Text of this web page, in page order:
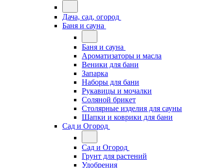
Дача, сад, огород
Баня и сауна
Баня и сауна
Ароматизаторы и масла
Веники для бани
Запарка
Наборы для бани
Рукавицы и мочалки
Соляной брикет
Столярные изделия для сауны
Шапки и коврики для бани
Сад и Огород
Сад и Огород
Грунт для растений
Удобрения